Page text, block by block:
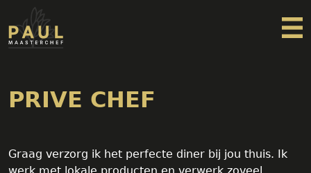
Bruiloften & Events
Contact
PRIVE CHEF
Graag verzorg ik het perfecte diner bij jou thuis. Ik